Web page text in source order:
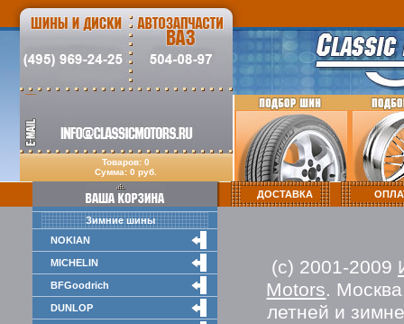
Товаров: 0
Сумма: 0 руб.
ДОСТАВКА
Зимние шины
NOKIAN
MICHELIN
BFGoodrich
DUNLOP
(c) 2001-2009
Motors.
летней и